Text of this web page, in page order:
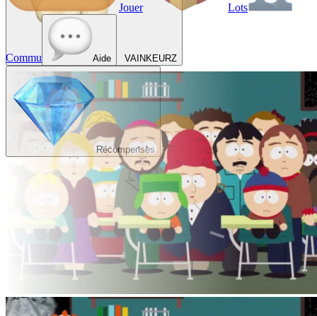
VAINKEURZ
Récompenses
Jouer Lots
Commu Aide